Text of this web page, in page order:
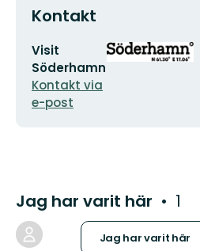
Kontakt
E-
postadress
Visit
Söderhamn
Kontakt via
e-post
Organisationens
logotyp
Jag har varit här 1
Jag har varit här